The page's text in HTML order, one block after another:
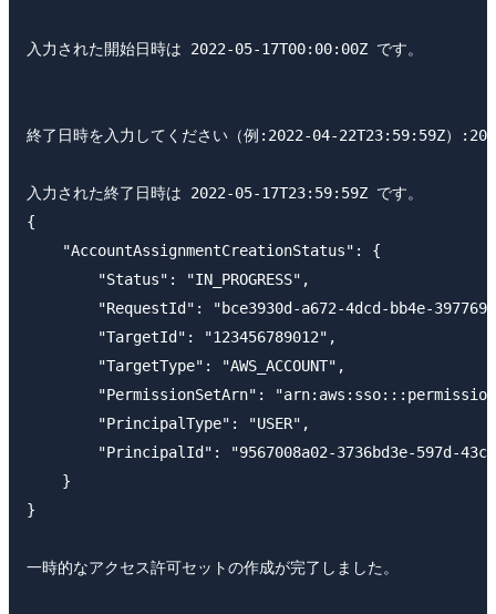
入力された開始日時は 2022-05-17T00:00:00Z です。
終了日時を入力してください（例:2022-04-22T23:59:59Z）
入力された終了日時は 2022-05-17T23:59:59Z です。
{
    "AccountAssignmentCreationStatus": {
        "Status": "IN_PROGRESS",
"RequestId": "bce3930d-a672-4dcd-bb4e-
        "TargetId": "123456789012",
        "TargetType": "AWS_ACCOUNT",
"PermissionSetArn":
        "PrincipalType": "USER",
"PrincipalId": "9567008a02-3736bd3e-597d-
    }
}
一時的なアクセス許可セットの作成が完了しました。